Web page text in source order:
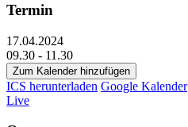
Termin
17.04.2024
09.30 - 11.30
Zum Kalender hinzufügen
ICS herunterladen Google Kalender
Live